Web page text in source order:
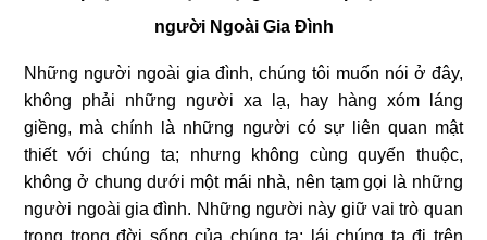
người Ngoài Gia Đình
Những người ngoài gia đình, chúng tôi muốn nói ở đây,
không phải những người xa lạ, hay hàng xóm láng
giềng, mà chính là những người có sự liên quan mật
thiết với chúng ta; nhưng không cùng quyến thuộc,
không ở chung dưới một mái nhà, nên tạm gọi là những
người ngoài gia đình. Những người này giữ vai trò quan
trọng trong đời sống của chúng ta; lái chúng ta đi trên